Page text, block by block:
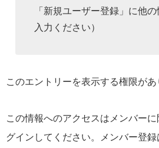
「新規ユーザー登録」に他
入力ください）
このエントリーを表示する権限があ
この情報へのアクセスはメンバー
グインしてください。メンバー登